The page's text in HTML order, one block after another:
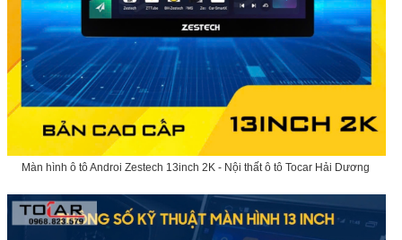
Màn hình ô tô Androi Zestech 13inch 2K - Nội thất ô tô Tocar Hải Dương